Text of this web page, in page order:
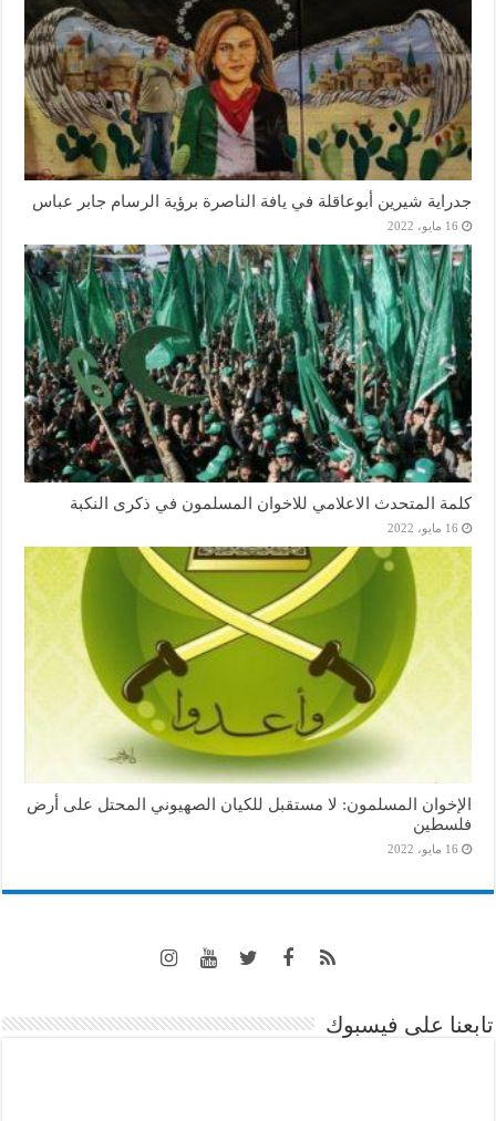
جدراية شيرين أبوعاقلة في يافة الناصرة برؤية الرسام جابر عباس
16 مايو، 2022
كلمة المتحدث الاعلامي للاخوان المسلمون في ذكرى النكبة
16 مايو، 2022
الإخوان المسلمون: لا مستقبل للكيان الصهيوني المحتل على أرض
فلسطين
16 مايو، 2022
تابعنا على فيسبوك